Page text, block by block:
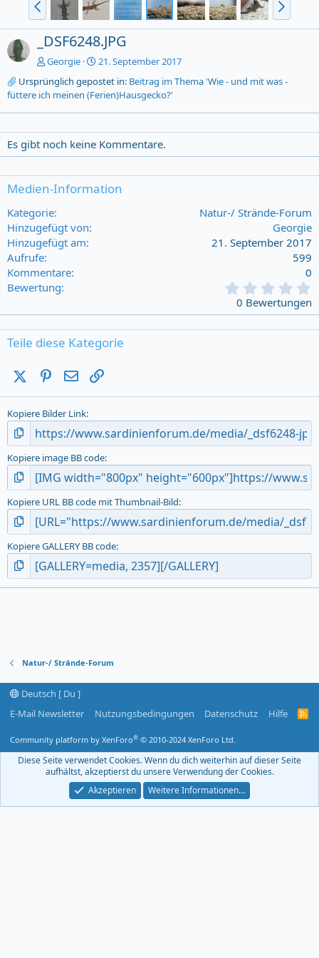
_DSF6248.JPG
Georgie
21. September 2017
Ursprünglich gepostet in: Beitrag im Thema 'Wie - und mit was -
füttere ich meinen (Ferien)Hausgecko?'
Es gibt noch keine Kommentare.
Medien-Information
Kategorie
Natur-/ Strände-Forum
Hinzugefügt von
Georgie
Hinzugefügt am
21. September 2017
Aufrufe
599
Kommentare
0
Bewertung
0
0
s
0 Bewertungen
Teile diese Kategorie
X (Twitter)Pinterest
E-Mail
Kopiere Bilder Link
Kopiere image BB code
Kopiere URL BB code mit Thumbnail-Bild
Kopiere GALLERY BB code
Natur-/ Strände-Forum
Deutsch [ Du ]
E-Mail Newsletter
Nutzungsbedingungen Datenschutz Hilfe
R
F
Community platform by XenForo® © 2010-2024 XenForo Ltd.
Diese Seite verwendet Cookies. Wenn du dich weiterhin auf dieser Seite
aufhältst, akzeptierst du unsere Verwendung der Cookies.
Akzeptieren
Weitere Informationen…